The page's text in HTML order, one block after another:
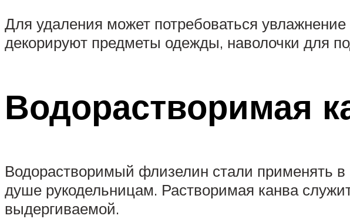
Для удаления может потребоваться
декорируют предметы одежды, наволочки для
Водорастворимая
Водорастворимый флизелин стали применять
душе рукодельницам. Растворимая канва
выдергиваемой.